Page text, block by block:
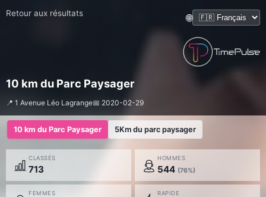
Retour aux résultats 🌐
10 km du Parc Paysager
📍 1 Avenue Léo Lagrange📅 2020-02-29
10 km du Parc Paysager 5Km du parc paysager
CLASSÉS
713
HOMMES
544 (76%)
FEMMES RAPIDE